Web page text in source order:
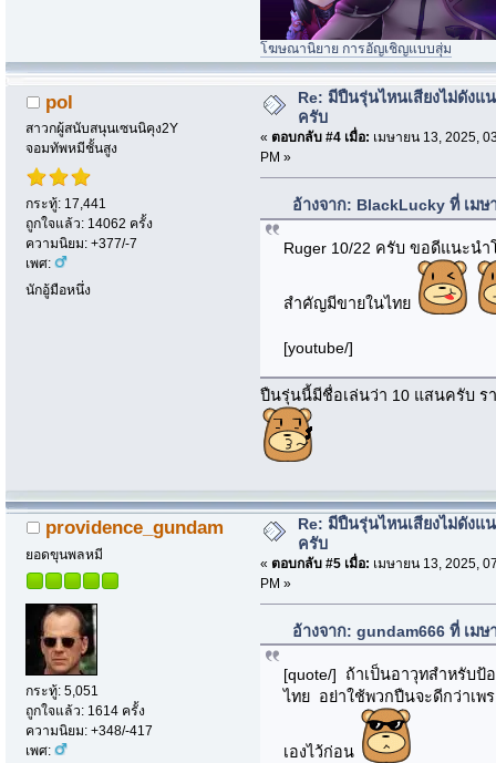
โฆษณานิยาย การอัญเชิญแบบสุ่ม
pol
สาวกผู้สนับสนุนเซนนิคุง2Y
จอมทัพหมีชั้นสูง
กระทู้: 17,441
ถูกใจแล้ว: 14062 ครั้ง
ความนิยม: +377/-7
เพศ:
นักอู้มือหนึ่ง
Re: มีปืนรุ่นไหนเสียงไม่ดังแ
ครับ
« ตอบกลับ #4 เมื่อ: เมษายน 13, 2025,
PM »
อ้างจาก: BlackLucky ที่ เมษ
Ruger 10/22 ครับ ขอดีแนะน
สำคัญมีขายในไทย
[youtube/]
ปืนรุ่นนี้มีชื่อเล่นว่า 10 แสนครับ
providence_gundam
ยอดขุนพลหมี
กระทู้: 5,051
ถูกใจแล้ว: 1614 ครั้ง
ความนิยม: +348/-417
เพศ:
Re: มีปืนรุ่นไหนเสียงไม่ดังแ
ครับ
« ตอบกลับ #5 เมื่อ: เมษายน 13, 2025,
PM »
อ้างจาก: gundam666 ที่ เมษ
[quote/] ถ้าเป็นอาวุทสำหรับ
ไทย อย่าใช้พวกปืนจะดีกว่าเพ
เองไว้ก่อน